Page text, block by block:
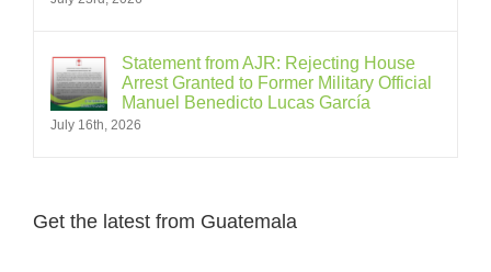
Statement from AJR: Rejecting House
Arrest Granted to Former Military Official
Manuel Benedicto Lucas García
July 16th, 2026
Get the latest from Guatemala